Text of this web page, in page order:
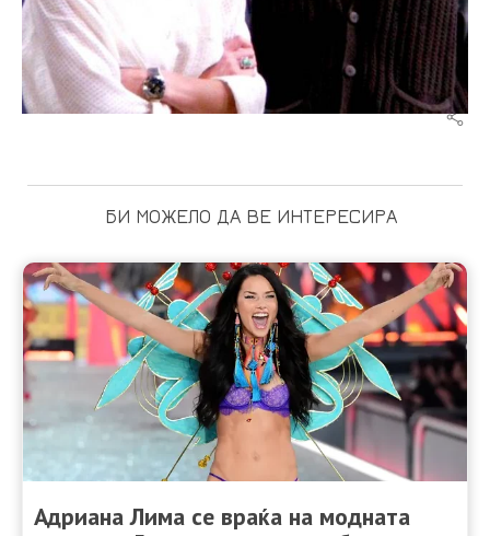
БИ МОЖЕЛО ДА ВЕ ИНТЕРЕСИРА
Адриана Лима се враќа на модната